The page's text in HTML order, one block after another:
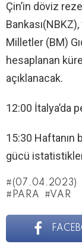
Çin’in döviz
Milletler (BM)
hesaplanan
açıklanacak.
12:00 İtalya’da
15:30 Haftanın
gücü
(07.04.2023)
PARA
VAR